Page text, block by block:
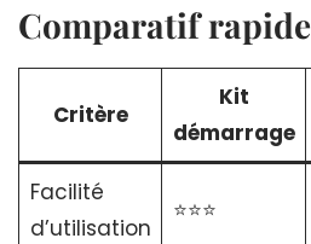
Comparatif rapide
Critère
Kit
démarrage
Facilité
d’utilisation
⭐⭐⭐